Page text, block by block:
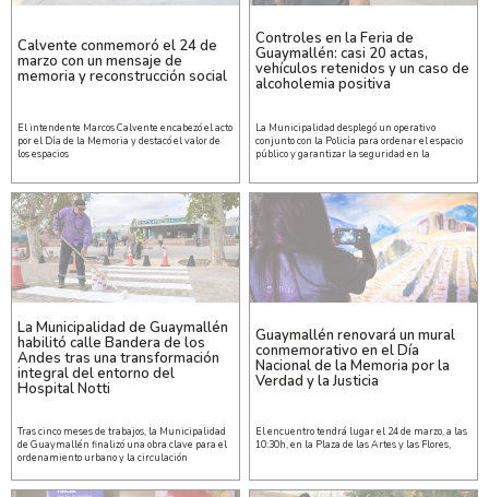
Calvente conmemoró el 24 de
marzo con un mensaje de
memoria y reconstrucción social
El intendente Marcos Calvente encabezó el acto
por el Día de la Memoria y destacó el valor de
los espacios
Controles en la Feria de
Guaymallén: casi 20 actas,
vehículos retenidos y un caso de
alcoholemia positiva
La Municipalidad desplegó un operativo
conjunto con la Policía para ordenar el espacio
público y garantizar la seguridad en la
La Municipalidad de Guaymallén
habilitó calle Bandera de los
Andes tras una transformación
integral del entorno del
Hospital Notti
Tras cinco meses de trabajos, la Municipalidad
de Guaymallén finalizó una obra clave para el
ordenamiento urbano y la circulación
Guaymallén renovará un mural
conmemorativo en el Día
Nacional de la Memoria por la
Verdad y la Justicia
El encuentro tendrá lugar el 24 de marzo, a las
10:30h, en la Plaza de las Artes y las Flores,